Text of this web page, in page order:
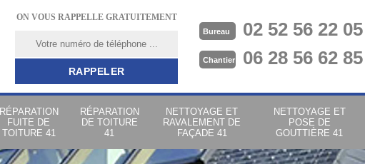
ON VOUS RAPPELLE GRATUITEMENT
Bureau 02 52 56 22 05
Chantier 06 28 56 62 85
RÉPARATION
FUITE DE
TOITURE 41
RÉPARATION
DE TOITURE
41
NETTOYAGE ET
RAVALEMENT DE
FAÇADE 41
NETTOYAGE ET
POSE DE
GOUTTIÈRE 41